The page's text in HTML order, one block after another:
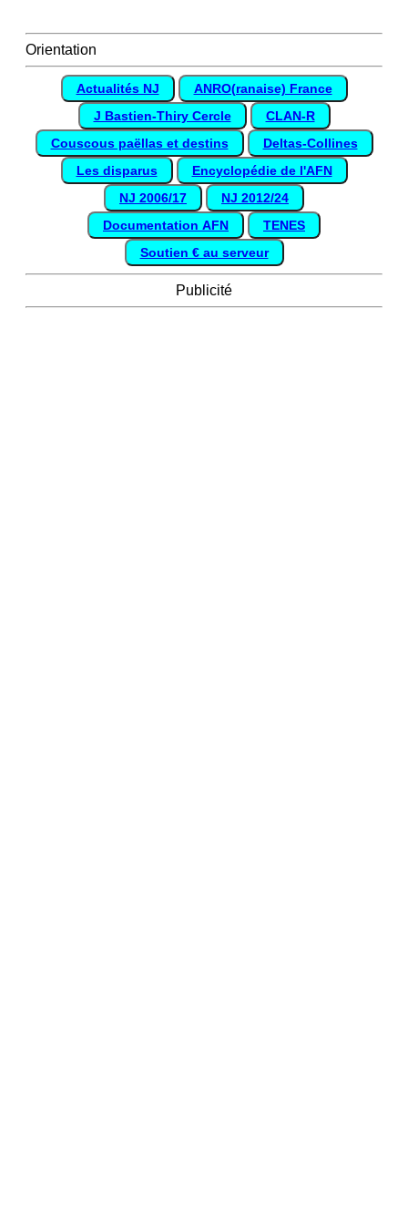
Orientation
Actualités NJ
ANRO(ranaise) France
J Bastien-Thiry Cercle
CLAN-R
Couscous paëllas et destins
Deltas-Collines
Les disparus
Encyclopédie de l'AFN
NJ 2006/17
NJ 2012/24
Documentation AFN
TENES
Soutien € au serveur
Publicité